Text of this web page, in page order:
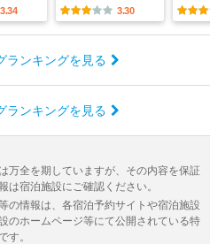
3.34 3.30
ランキングを見る
ランキングを見る
万全を期していますが、その内容を保証
は宿泊施設にご確認ください。
の情報は、各宿泊予約サイトや宿泊施設
のホームページ等にて公開されている特
す。